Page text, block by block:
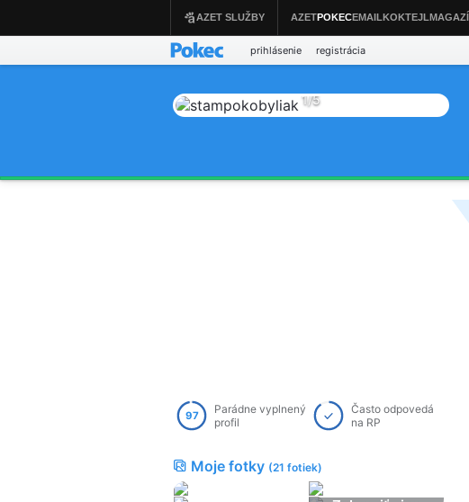
1/5
97
Parádne vyplnený
profil
Často odpovedá
na RP
Moje fotky (21 fotiek)
prihlásenie registrácia